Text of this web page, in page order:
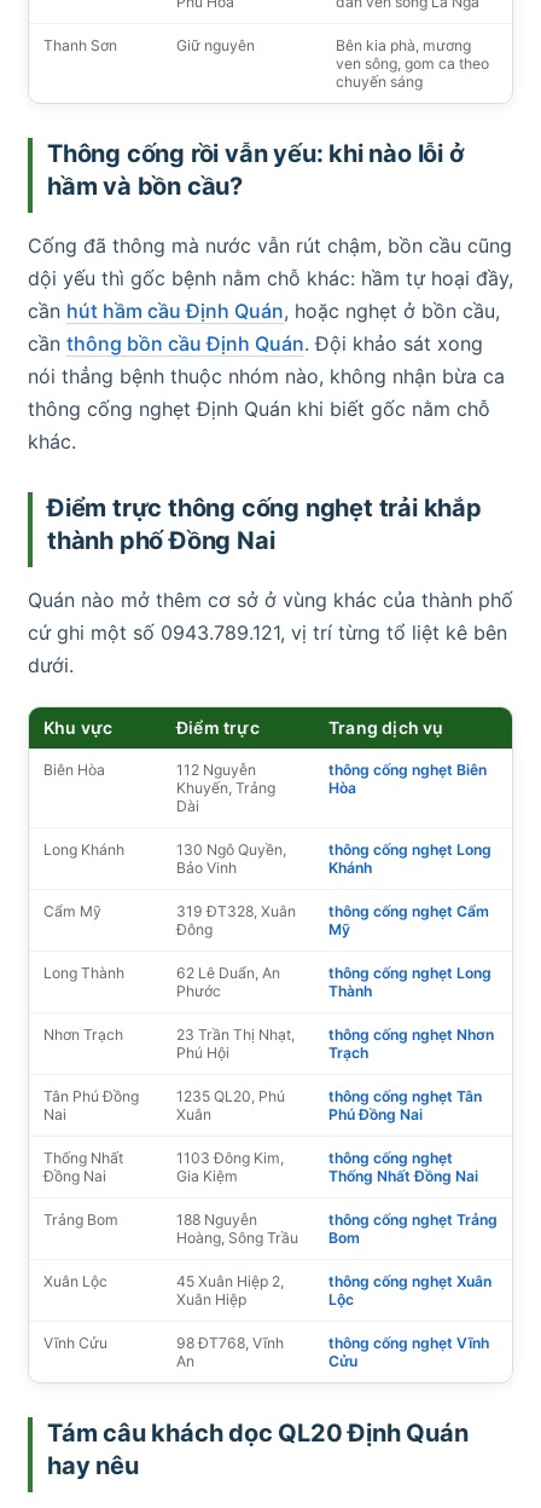
Thanh Sơn Giữ nguyên
Bên kia phà, mương
ven sông, gom ca theo
chuyến sáng
Thông cống rồi vẫn yếu: khi nào lỗi ở
hầm và bồn cầu?
Cống đã thông mà nước vẫn rút chậm, bồn cầu cũng
dội yếu thì gốc bệnh nằm chỗ khác: hầm tự hoại đầy,
cần hút hầm cầu Định Quán, hoặc nghẹt ở bồn cầu,
cần thông bồn cầu Định Quán. Đội khảo sát xong
nói thẳng bệnh thuộc nhóm nào, không nhận bừa ca
thông cống nghẹt Định Quán khi biết gốc nằm chỗ
khác.
Điểm trực thông cống nghẹt trải khắp
thành phố Đồng Nai
Quán nào mở thêm cơ sở ở vùng khác của thành phố
cứ ghi một số 0943.789.121, vị trí từng tổ liệt kê bên
dưới.
Khu vực Điểm trực Trang dịch vụ
Biên Hòa
112 Nguyễn
Khuyến, Trảng
Dài
thông cống nghẹt Biên
Hòa
Long Khánh
130 Ngô Quyền,
Bảo Vinh
thông cống nghẹt Long
Khánh
Cẩm Mỹ
319 ĐT328, Xuân
Đông
thông cống nghẹt Cẩm
Mỹ
Long Thành
62 Lê Duẩn, An
Phước
thông cống nghẹt Long
Thành
Nhơn Trạch
23 Trần Thị Nhạt,
Phú Hội
thông cống nghẹt Nhơn
Trạch
Tân Phú Đồng
Nai
1235 QL20, Phú
Xuân
thông cống nghẹt Tân
Phú Đồng Nai
Thống Nhất
Đồng Nai
1103 Đông Kim,
Gia Kiệm
thông cống nghẹt
Thống Nhất Đồng Nai
Trảng Bom
188 Nguyễn
Hoàng, Sông Trầu
thông cống nghẹt Trảng
Bom
Xuân Lộc
45 Xuân Hiệp 2,
Xuân Hiệp
thông cống nghẹt Xuân
Lộc
Vĩnh Cửu
98 ĐT768, Vĩnh
An
thông cống nghẹt Vĩnh
Cửu
Tám câu khách dọc QL20 Định Quán
hay nêu